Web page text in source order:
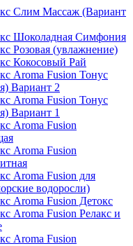
Слим Массаж (Вариант
Шоколадная Симфония
Розовая (увлажнение)
Кокосовый Рай
Aroma Fusion Тонус
Вариант 2
Aroma Fusion Тонус
Вариант 1
Aroma Fusion
Aroma Fusion
Aroma Fusion для
водоросли)
Aroma Fusion Детокс
Aroma Fusion Релакс и
Aroma Fusion